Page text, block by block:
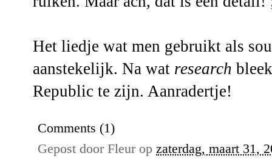
Het liedje wat men gebruikt als
aanstekelijk. Na wat research
Republic te zijn. Aanradertje!
Comments (1)
Gepost door Fleur op zaterdag, maart 31,